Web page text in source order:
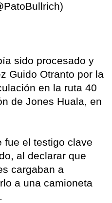
sido procesado y
Guido Otranto por la
en la ruta 40
de Jones Huala, en
fue el testigo clave
al declarar que
cargaban a
a una camioneta